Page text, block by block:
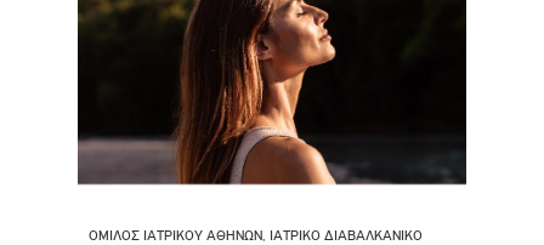
ΟΜΙΛΟΣ ΙΑΤΡΙΚΟΥ ΑΘΗΝΩΝ, ΙΑΤΡΙΚΟ ΔΙΑΒΑΛΚΑΝΙΚΟ